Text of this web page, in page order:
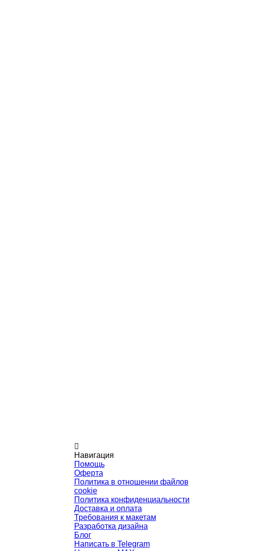
Навигация
Помощь
Оферта
Политика в отношении файлов
cookie
Политика конфиденциальности
Доставка и оплата
Требования к макетам
Разработка дизайна
Блог
Написать в Telegram